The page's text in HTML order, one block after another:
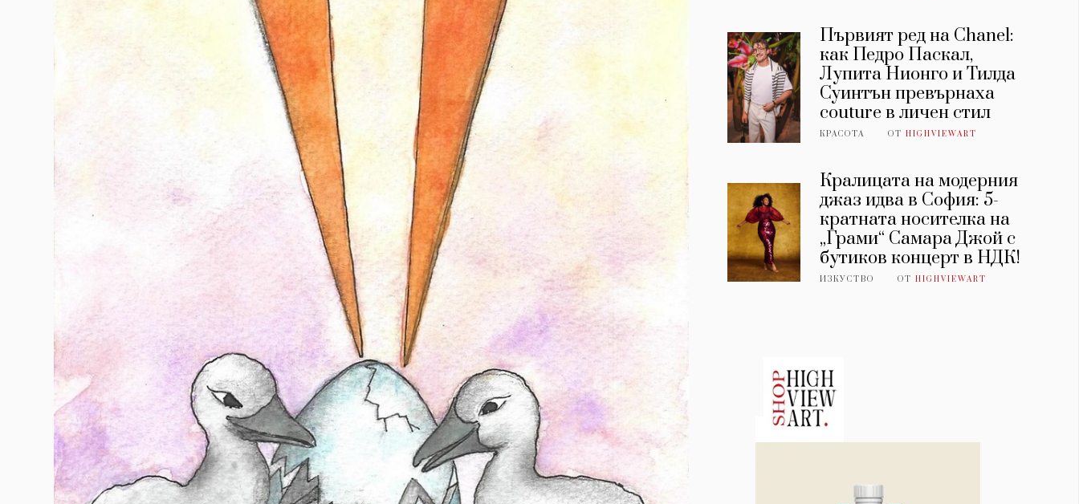
Първият ред на Chanel:
как Педро Паскал,
Лупита Нионго и Тилда
Суинтън превърнаха
couture в личен стил
КРАСОТА ОТHIGHVIEWART
Кралицата на модерния
джаз идва в София: 5-
кратната носителка на
„Грами“ Самара Джой с
бутиков концерт в НДК!
ИЗКУСТВО ОТHIGHVIEWART